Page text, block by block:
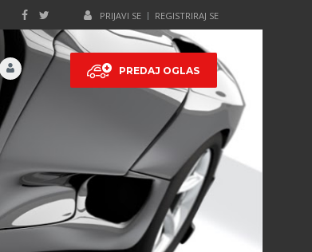
PRIJAVI SE REGISTRIRAJ SE
PREDAJ OGLAS